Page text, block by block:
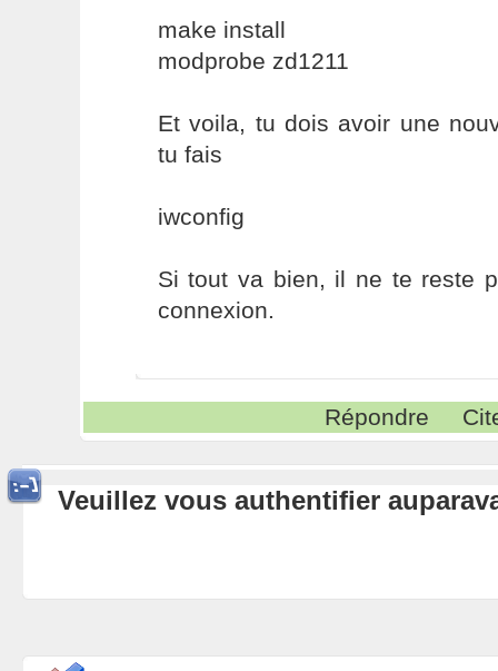
make install
modprobe zd1211
Et voila, tu dois avoir une
tu fais
iwconfig
Si tout va bien, il ne te reste
connexion.
Répondre
Veuillez vous authentifier